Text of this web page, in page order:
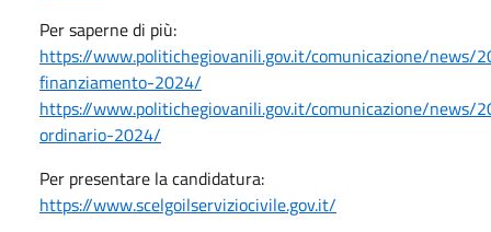
Per saperne di più:
https://www.politichegiovanili.gov.it/comunicazione/news/
finanziamento-2024/
https://www.politichegiovanili.gov.it/comunicazione/news/
ordinario-2024/
Per presentare la candidatura:
https://www.scelgoilserviziocivile.gov.it/